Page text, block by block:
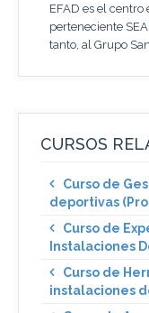
EFAD es el
perteneciente
tanto, al Grupo
CURSOS
Curso de
deportivas
Curso de
Instalaciones
Curso de
instalaciones